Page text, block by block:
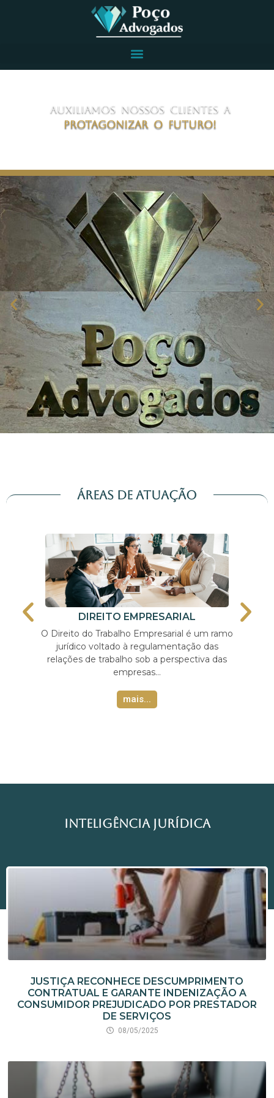
Auxiliamos nossos clientes a
protagonizar o futuro!
Áreas de Atuação
DIREITO EMPRESARIAL
O Direito do Trabalho Empresarial é um ramo
jurídico voltado à regulamentação das
relações de trabalho sob a perspectiva das
empresas…
mais...
INTELIGÊNCIA JURÍDICA
JUSTIÇA RECONHECE DESCUMPRIMENTO
CONTRATUAL E GARANTE INDENIZAÇÃO A
CONSUMIDOR PREJUDICADO POR PRESTADOR
DE SERVIÇOS
08/05/2025